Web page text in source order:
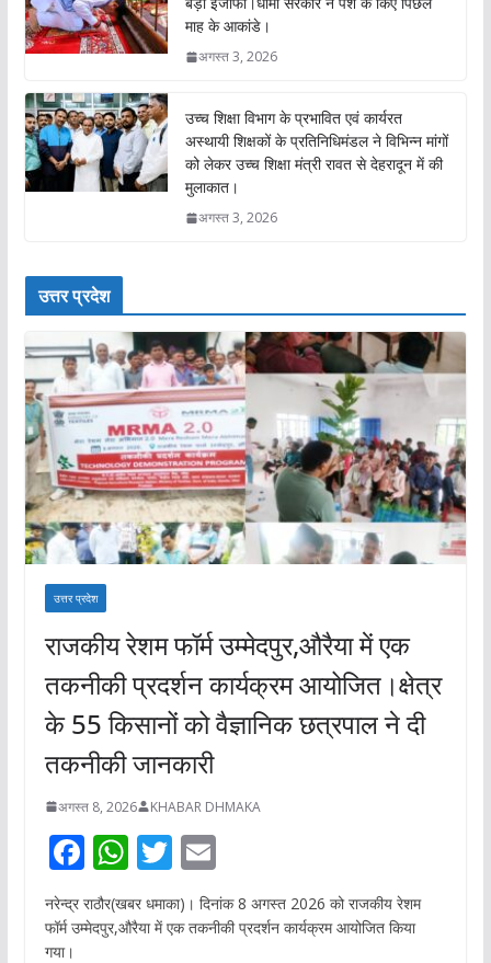
माह के आकांडे।
अगस्त 3, 2026
उच्च शिक्षा विभाग के प्रभावित एवं कार्यरत
अस्थायी शिक्षकों के प्रतिनिधिमंडल ने विभिन्न मांगों
को लेकर उच्च शिक्षा मंत्री रावत से देहरादून में की
मुलाकात।
अगस्त 3, 2026
उत्तर प्रदेश
उत्तर प्रदेश
राजकीय रेशम फॉर्म उम्मेदपुर,औरैया में एक
तकनीकी प्रदर्शन कार्यक्रम आयोजित।क्षेत्र
के 55 किसानों को वैज्ञानिक छत्रपाल ने दी
तकनीकी जानकारी
अगस्त 8, 2026 KHABAR DHMAKA
F
ac
e
W
h
at
T
w
itt
E
m
ai
नरेन्द्र राठौर(खबर धमाका)। दिनांक 8 अगस्त 2026 को राजकीय रेशम
फॉर्म उम्मेदपुर,औरैया में एक तकनीकी प्रदर्शन कार्यक्रम आयोजित किया
गया।